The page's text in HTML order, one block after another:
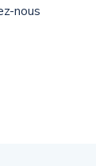
nous